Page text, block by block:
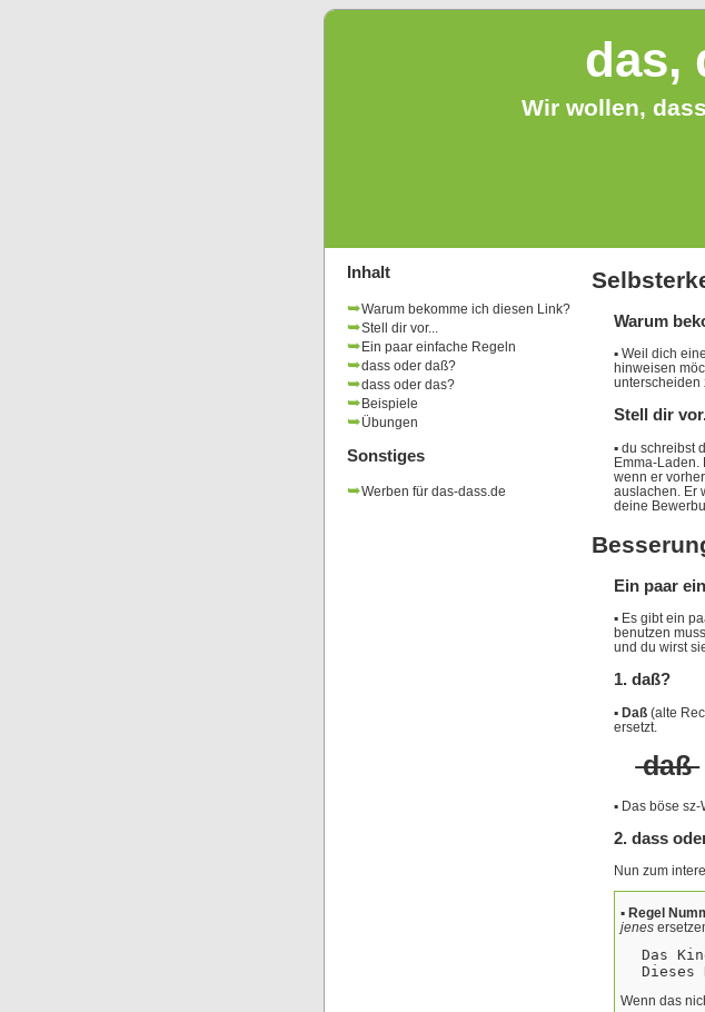
das,
Wir wollen,
Inhalt
Warum bekomme ich diesen Link?
Stell dir vor...
Ein paar einfache Regeln
dass oder daß?
dass oder das?
Beispiele
Übungen
Sonstiges
Werben für das-dass.de
Warum
▪ Weil dich
hinweisen
unterscheiden
Stell dir
▪ du schreibst
Emma-Laden.
wenn er
auslachen. Er
deine
Ein paar
▪ Es gibt ein
benutzen
und du wirst
1. daß?
▪ Daß (alte
ersetzt.
daß
▪ Das böse sz-
2. dass
Nun zum
▪ Regel
jenes
Das
Wenn das